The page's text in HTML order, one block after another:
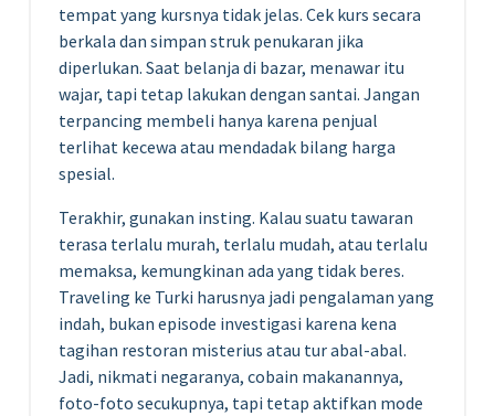
tempat yang kursnya tidak jelas. Cek kurs secara
berkala dan simpan struk penukaran jika
diperlukan. Saat belanja di bazar, menawar itu
wajar, tapi tetap lakukan dengan santai. Jangan
terpancing membeli hanya karena penjual
terlihat kecewa atau mendadak bilang harga
spesial.
Terakhir, gunakan insting. Kalau suatu tawaran
terasa terlalu murah, terlalu mudah, atau terlalu
memaksa, kemungkinan ada yang tidak beres.
Traveling ke Turki harusnya jadi pengalaman yang
indah, bukan episode investigasi karena kena
tagihan restoran misterius atau tur abal-abal.
Jadi, nikmati negaranya, cobain makanannya,
foto-foto secukupnya, tapi tetap aktifkan mode